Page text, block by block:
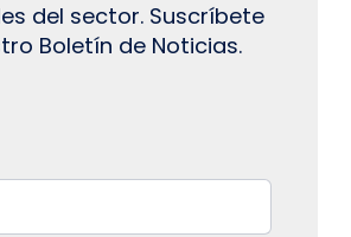
del sector. Suscríbete
Boletín de Noticias.